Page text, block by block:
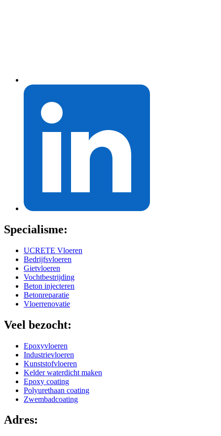
Specialisme:
UCRETE Vloeren
Bedrijfsvloeren
Gietvloeren
Vochtbestrijding
Beton injecteren
Betonreparatie
Vloerrenovatie
Veel bezocht:
Epoxyvloeren
Industrievloeren
Kunststofvloeren
Kelder waterdicht maken
Epoxy coating
Polyurethaan coating
Zwembadcoating
Adres: